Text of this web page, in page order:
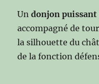
Undonjon puissant
accompagné de
la silhouette du
de la fonction